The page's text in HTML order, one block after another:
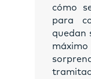
cómo
para
quedan